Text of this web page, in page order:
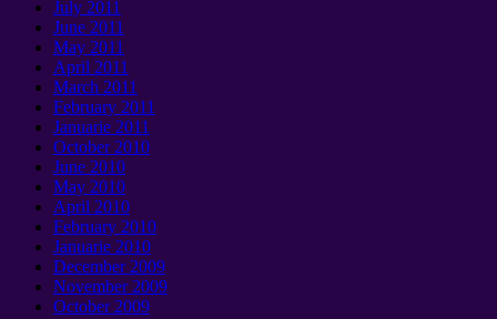
July 2011
June 2011
May 2011
April 2011
March 2011
February 2011
Januarie 2011
October2010
June 2010
May 2010
April 2010
February 2010
Januarie 2010
December2009
November2009
October2009